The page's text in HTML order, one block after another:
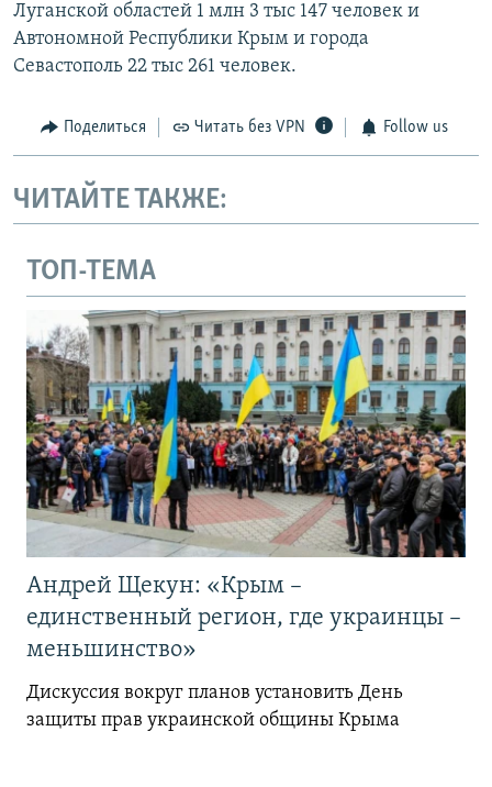
Луганской областей 1 млн 3 тыс 147 человек и
Автономной Республики Крым и города
Севастополь 22 тыс 261 человек.
Поделиться Читать без VPN Follow us
ЧИТАЙТЕ ТАКЖЕ:
ТОП-ТЕМА
Андрей Щекун: «Крым –
единственный регион, где украинцы –
меньшинство»
Дискуссия вокруг планов установить День
защиты прав украинской общины Крыма